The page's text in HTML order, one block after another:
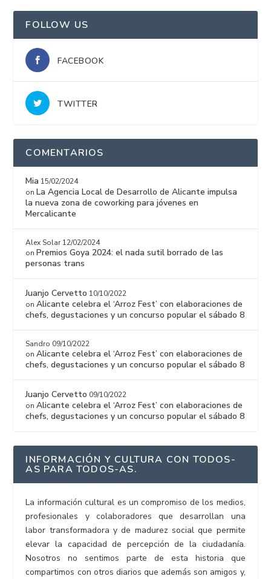
FOLLOW US
FACEBOOK
TWITTER
COMENTARIOS
Mia 15/02/2024
onLa Agencia Local de Desarrollo de Alicante impulsa
la nueva zona de coworking para jóvenes en
Mercalicante
Alex Solar 12/02/2024
onPremios Goya 2024: el nada sutil borrado de las
personas trans
Juanjo Cervetto 10/10/2022
onAlicante celebra el ‘Arroz Fest’ con elaboraciones de
chefs, degustaciones y un concurso popular el sábado 8
Sandro 09/10/2022
onAlicante celebra el ‘Arroz Fest’ con elaboraciones de
chefs, degustaciones y un concurso popular el sábado 8
Juanjo Cervetto 09/10/2022
onAlicante celebra el ‘Arroz Fest’ con elaboraciones de
chefs, degustaciones y un concurso popular el sábado 8
INFORMACIÓN Y CULTURA CON TODOS-
AS PARA TODOS-AS.
La información cultural es un compromiso de los medios,
profesionales y colaboradores que desarrollan una
labor transformadora y de madurez social que permite
elevar la capacidad de percepción de la ciudadanía.
Nosotros no sentimos parte de esta historia que
compartimos con otros diarios que además son amigos y,